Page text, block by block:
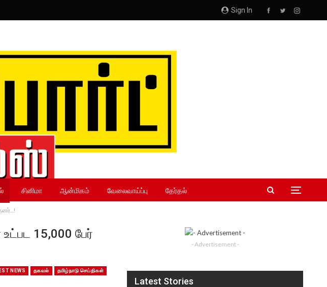
Sign In
சினிமா ஆன்மிகம் வேலைவாய்ப்பு தேர்தல்
15,000 பேர்
NEWS தகவல் தமிழ்நாடு செய்திகள்
- Advertisement -
Latest Stories